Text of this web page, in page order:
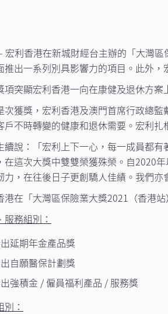
宏利香港在新城財經台主辦的「大灣
推出一系列別具影響力的項目。此外
項突顯宏利香港一向在康健及退休方
次獲獎，宏利香港及澳門首席行政總
戶不時轉變的健康和退休需要。宏利
續說：「宏利上下一心，每一成員都
在這次大獎中雙雙榮獲殊榮。自2020
力，在往後日子更創驕人佳績。我們
港在「大灣區保險業大獎2021（香港
服務組別：
延期年金產品獎
自願醫保計劃獎
強積金 / 僱員福利產品 / 服務獎
：